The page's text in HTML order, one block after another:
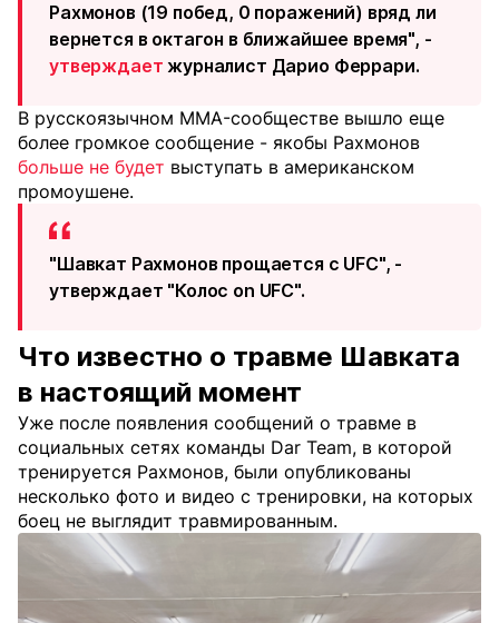
Рахмонов (19 побед, 0 поражений) вряд ли
вернется в октагон в ближайшее время", -
утверждает журналист Дарио Феррари.
В русскоязычном MMA-сообществе вышло еще
более громкое сообщение - якобы Рахмонов
больше не будет выступать в американском
промоушене.
"Шавкат Рахмонов прощается с UFC", -
утверждает "Колос on UFC".
Что известно о травме Шавката
в настоящий момент
Уже после появления сообщений о травме в
социальных сетях команды Dar Team, в которой
тренируется Рахмонов, были опубликованы
несколько фото и видео с тренировки, на которых
боец не выглядит травмированным.